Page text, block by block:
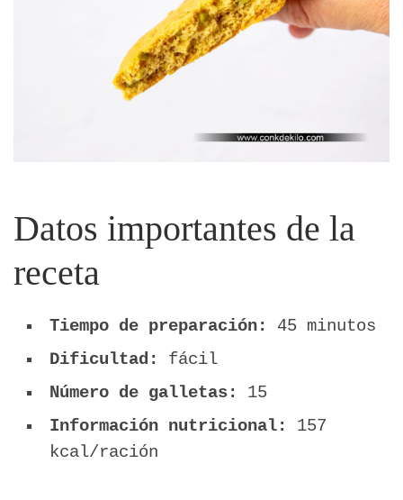
Datos importantes de la
receta
Tiempo de preparación:
45 minutos
Dificultad:
fácil
Número de galletas:
15
Información nutricional:
157
kcal/ración